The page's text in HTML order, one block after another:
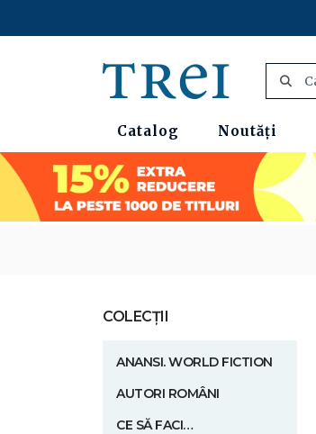
Catalog Noutăți
COLECȚII
ANANSI. WORLD FICTION
AUTORI ROMÂNI
CE SĂ FACI…